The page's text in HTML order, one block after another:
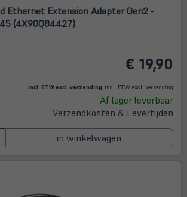
Ethernet Extension Adapter Gen2 -
(4X90Q84427)
€ 19,90
incl. BTW excl. verzending incl. BTW excl. verzending
Af lager leverbaar
Verzendkosten & Levertijden
in winkelwagen